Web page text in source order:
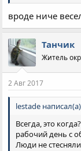
вроде ниче
Танчик
Житель
2 Авг 2017
lestade
Всегда, это
рабочий день с
Люди не